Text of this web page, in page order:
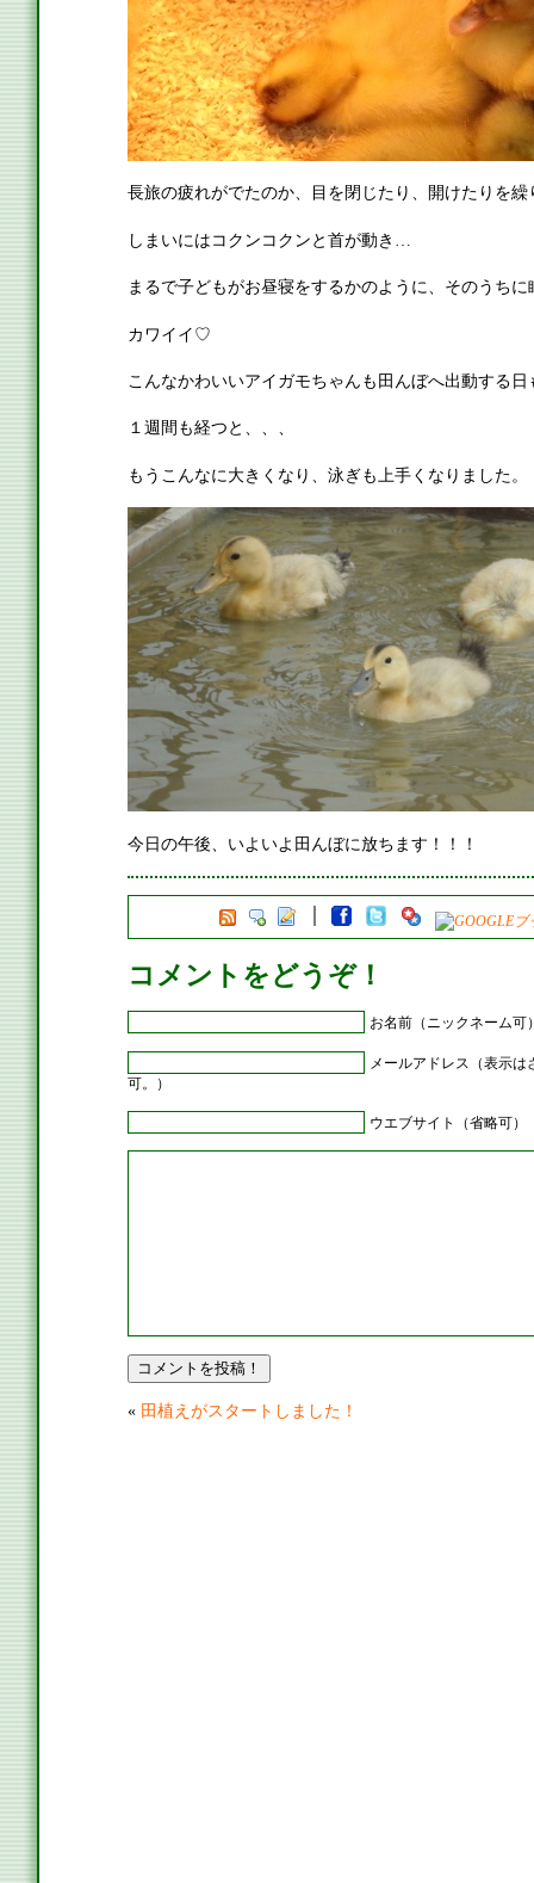
長旅の疲れがでたのか、目を閉じたり、開けたりを
しまいにはコクンコクンと首が動き…
まるで子どもがお昼寝をするかのように、そのうち
カワイイ♡
こんなかわいいアイガモちゃんも田んぼへ出動する
１週間も経つと、、、
もうこんなに大きくなり、泳ぎも上手くなりました。
今日の午後、いよいよ田んぼに放ちます！！！
コメントをどうぞ！
お名前（ニックネーム可
メールアドレス（表示
可。）
ウエブサイト（省略可）
« 田植えがスタートしました！